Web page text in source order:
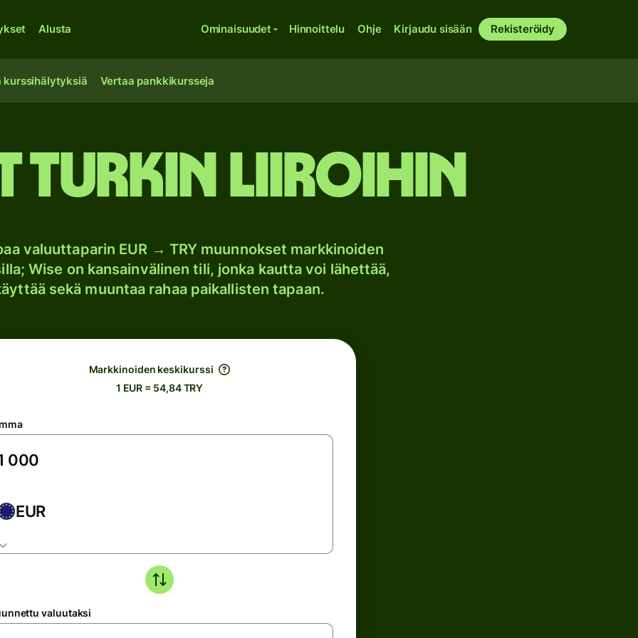
Alusta Ominaisuudet Hinnoittelu Ohje Kirjaudu sisään Rekisteröidy
kurssihälytyksiä Vertaa pankkikursseja
Turkin liiroihin
valuuttaparin EUR → TRY muunnokset markkinoiden
Wise on kansainvälinen tili, jonka kautta voi lähettää,
sekä muuntaa rahaa paikallisten tapaan.
Markkinoiden keskikurssi
1 EUR = 54,84 TRY
EUR
valuutaksi